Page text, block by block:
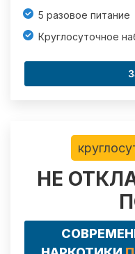
5 разовое питание
Круглосуточное
НЕ